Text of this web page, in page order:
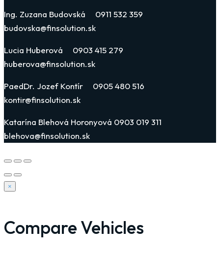
Ing. Zuzana Budovská 0911 532 359
budovska@finsolution.sk
Lucia Huberová 0903 415 279
huberova@finsolution.sk
PaedDr. Jozef Kontír 0905 480 516
kontir@finsolution.sk
Katarína Blehová Horonyová 0903 019 311
blehova@finsolution.sk
×
Compare Vehicles